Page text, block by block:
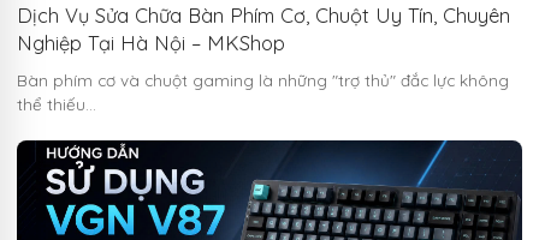
Dịch Vụ Sửa Chữa Bàn Phím Cơ, Chuột Uy Tín, Chuyên
Nghiệp Tại Hà Nội – MKShop
Bàn phím cơ và chuột gaming là những "trợ thủ" đắc lực không
thể thiếu…